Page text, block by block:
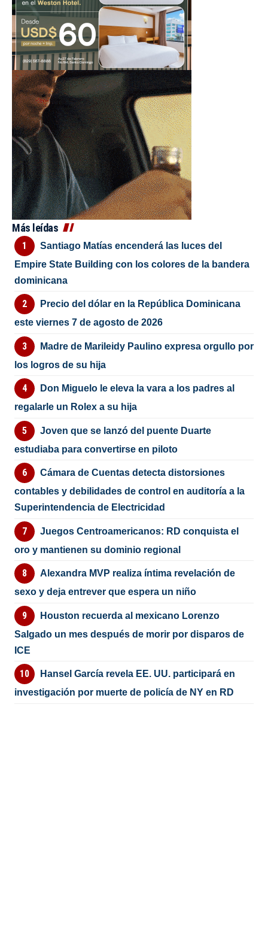
Más leídas
Santiago Matías encenderá las luces del
Empire State Building con los colores de la bandera
dominicana
Precio del dólar en la República Dominicana
este viernes 7 de agosto de 2026
Madre de Marileidy Paulino expresa orgullo por
los logros de su hija
Don Miguelo le eleva la vara a los padres al
regalarle un Rolex a su hija
Joven que se lanzó del puente Duarte
estudiaba para convertirse en piloto
Cámara de Cuentas detecta distorsiones
contables y debilidades de control en auditoría a la
Superintendencia de Electricidad
Juegos Centroamericanos: RD conquista el
oro y mantienen su dominio regional
Alexandra MVP realiza íntima revelación de
sexo y deja entrever que espera un niño
Houston recuerda al mexicano Lorenzo
Salgado un mes después de morir por disparos de
ICE
Hansel García revela EE. UU. participará en
investigación por muerte de policía de NY en RD